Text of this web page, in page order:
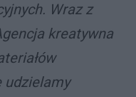
Wraz z
kreatywna
udzielamy